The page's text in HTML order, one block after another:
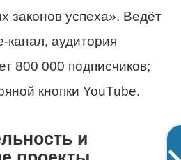
законов успеха». Ведёт
канал, аудитория
800 000 подписчиков;
кнопки YouTube.
и